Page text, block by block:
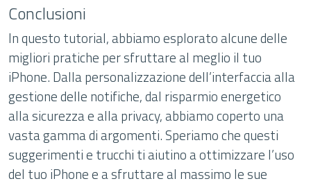
Conclusioni
In questo tutorial, abbiamo esplorato alcune delle
migliori pratiche per sfruttare al meglio il tuo
iPhone. Dalla personalizzazione dell’interfaccia alla
gestione delle notifiche, dal risparmio energetico
alla sicurezza e alla privacy, abbiamo coperto una
vasta gamma di argomenti. Speriamo che questi
suggerimenti e trucchi ti aiutino a ottimizzare l’uso
del tuo iPhone e a sfruttare al massimo le sue